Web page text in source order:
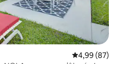
Évaluation
4,99 (87)